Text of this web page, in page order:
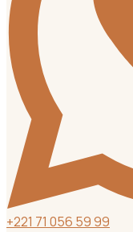
+221 71 056 59 99